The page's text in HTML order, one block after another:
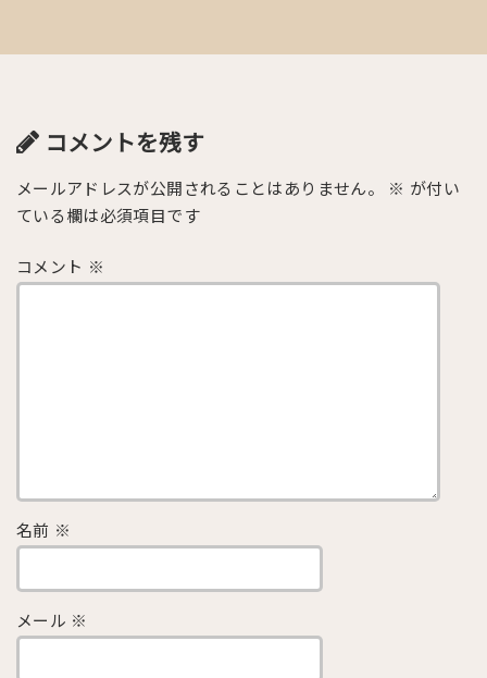
コメントを残す
メールアドレスが公開されることはありません。 ※ が付い
ている欄は必須項目です
コメント ※
名前 ※
メール ※